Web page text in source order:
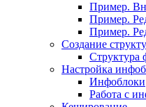
Пример.
Пример.
Пример.
Создание
Структура
Настройка
Инфоблоки
Работа с